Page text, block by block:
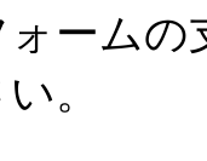
ームの
。